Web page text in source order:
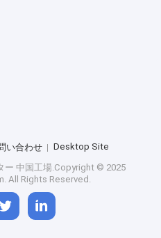
い合わせ Desktop Site
ー 中国工場.Copyright © 2025
All Rights Reserved.